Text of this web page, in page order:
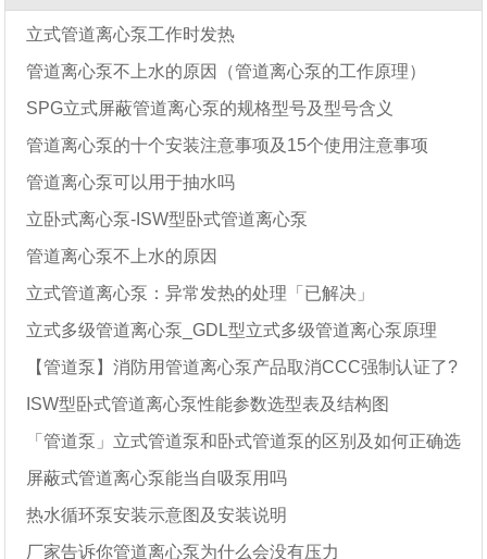
立式管道离心泵工作时发热
管道离心泵不上水的原因（管道离心泵的工作原理）
SPG立式屏蔽管道离心泵的规格型号及型号含义
管道离心泵的十个安装注意事项及15个使用注意事项
管道离心泵可以用于抽水吗
立卧式离心泵-ISW型卧式管道离心泵
管道离心泵不上水的原因
立式管道离心泵：异常发热的处理「已解决」
立式多级管道离心泵_GDL型立式多级管道离心泵原理
【管道泵】消防用管道离心泵产品取消CCC强制认证了?
ISW型卧式管道离心泵性能参数选型表及结构图
「管道泵」立式管道泵和卧式管道泵的区别及如何正确选
屏蔽式管道离心泵能当自吸泵用吗
热水循环泵安装示意图及安装说明
厂家告诉你管道离心泵为什么会没有压力